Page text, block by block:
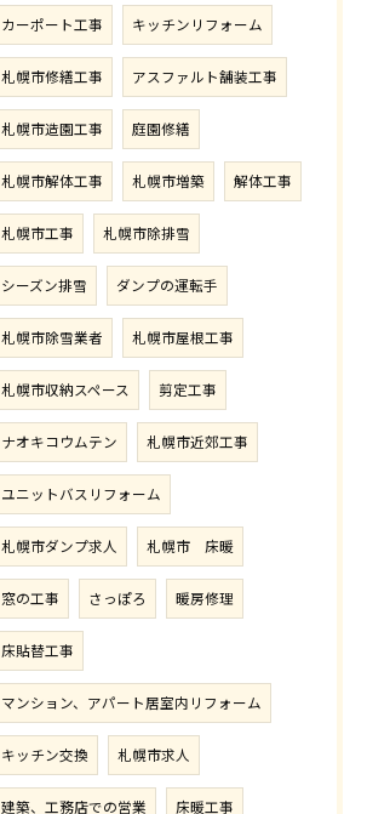
カーポート工事 キッチンリフォーム
札幌市修繕工事 アスファルト舗装工事
札幌市造園工事 庭園修繕
札幌市解体工事 札幌市増築 解体工事
札幌市工事 札幌市除排雪
シーズン排雪 ダンプの運転手
札幌市除雪業者 札幌市屋根工事
札幌市収納スペース 剪定工事
ナオキコウムテン 札幌市近郊工事
ユニットバスリフォーム
札幌市ダンプ求人 札幌市 床暖
窓の工事 さっぽろ 暖房修理
床貼替工事
マンション、アパート居室内リフォーム
キッチン交換 札幌市求人
建築、工務店での営業 床暖工事